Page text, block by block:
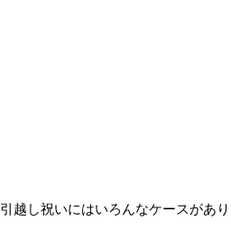
引越し祝いにはいろんなケースがあ